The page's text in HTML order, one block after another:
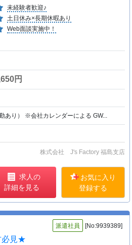
未経験者歓迎♪
土日休み×長期休暇あり
Web面談実施中！
円
あり） ※会社カレンダーによる GW...
株式会社 J's Factory 福島支店
求人の
詳細を見る
お気に入り
登録する
派遣社員 [No:9939389]
必見★